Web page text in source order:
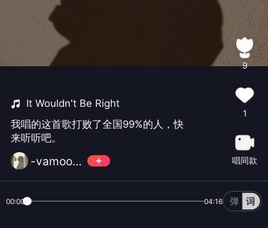
It Wouldn't Be Right
我唱的这首歌打败了全国99%的人，快
来听听吧。
-vamoose-
9
1
唱同款
00:00 04:16